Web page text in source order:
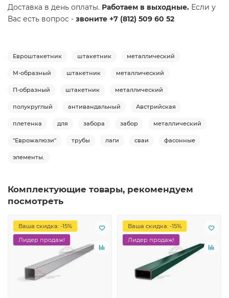
Доставка в день оплаты. Работаем в выходные. Если у
Вас есть вопрос - звоните +7 (812) 509 60 52
Евроштакетник штакетник металлический
М-образный штакетник металлический
П-образный штакетник металлический
полукруглый антивандальный Австрийская
плетенка для забора забор металлический
"Еврожалюзи" трубы лаги сваи фасонные
элементы.
Комплектующие товары, рекомендуем
посмотреть
Ваша скидка: -15%
Лидер продаж!
Ваша скидка: -15%
Лидер продаж!